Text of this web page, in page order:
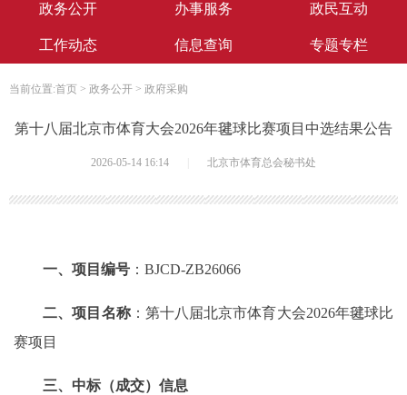
政务公开 办事服务 政民互动
工作动态 信息查询 专题专栏
当前位置:首页 > 政务公开 > 政府采购
第十八届北京市体育大会2026年毽球比赛项目中选结果公告
2026-05-14 16:14 北京市体育总会秘书处
一、项目编号 ：BJCD-ZB26066
二、项目名称：第十八届北京市体育大会2026年毽球比
赛项目
三、中标（成交）信息